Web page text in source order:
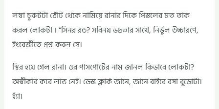
লম্বা চুরুটটা ঠোঁট থেকে নামিয়ে রানার দিকে পিস্তলের মত তাক
করল লোকটা । “সিনর রড? সবিনয় ভদ্রতার সাথে, নির্ভুল উচ্চারণে,
ইংরেজীতে প্রশ্ন করল সে।
স্থির হয়ে গেল রানা। ওর পাসপোর্টের নাম জানল কিভাবে লোকটা?
অস্বীকার করে লাভ নেই। ডেস্ক ক্লার্ক জানে, জানে বাইরে বসা বুড়োটা।
হ্যাঁ।